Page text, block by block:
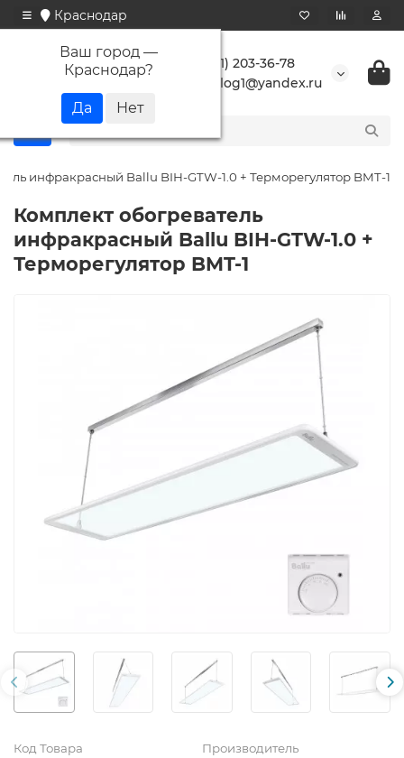
Краснодар
Ваш город —
Краснодар?
+7 (861) 203-36-78
buranlog1@yandex.ru
инфракрасный Ballu BIH-GTW-1.0 + Терморегулятор BMT-1
Комплект обогреватель
инфракрасный Ballu BIH-GTW-1.0 +
Терморегулятор BMT-1
Код Товара Производитель